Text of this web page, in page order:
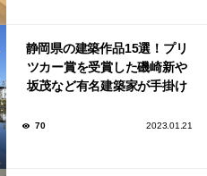
静岡県の建築作品15選！プリ
ツカー賞を受賞した磯崎新や
坂茂など有名建築家が手掛け
70 2023.01.21